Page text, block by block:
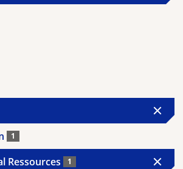
1
Ressources 1